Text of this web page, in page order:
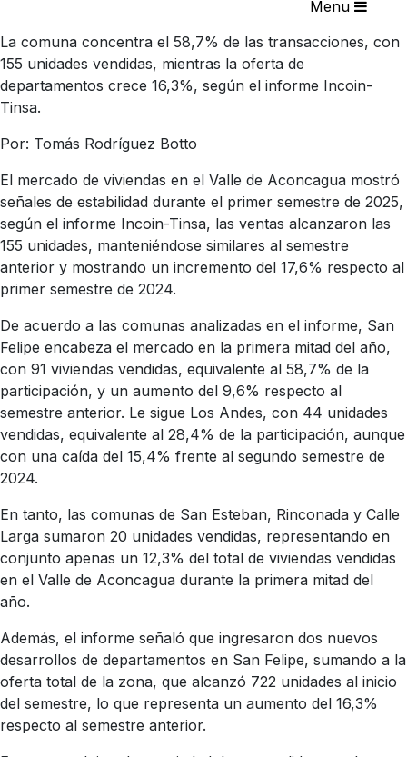
Menu
La comuna concentra el 58,7% de las transacciones, con
155 unidades vendidas, mientras la oferta de
departamentos crece 16,3%, según el informe Incoin-
Tinsa.
Por: Tomás Rodríguez Botto
El mercado de viviendas en el Valle de Aconcagua mostró
señales de estabilidad durante el primer semestre de 2025,
según el informe Incoin-Tinsa, las ventas alcanzaron las
155 unidades, manteniéndose similares al semestre
anterior y mostrando un incremento del 17,6% respecto al
primer semestre de 2024.
De acuerdo a las comunas analizadas en el informe, San
Felipe encabeza el mercado en la primera mitad del año,
con 91 viviendas vendidas, equivalente al 58,7% de la
participación, y un aumento del 9,6% respecto al
semestre anterior. Le sigue Los Andes, con 44 unidades
vendidas, equivalente al 28,4% de la participación, aunque
con una caída del 15,4% frente al segundo semestre de
2024.
En tanto, las comunas de San Esteban, Rinconada y Calle
Larga sumaron 20 unidades vendidas, representando en
conjunto apenas un 12,3% del total de viviendas vendidas
en el Valle de Aconcagua durante la primera mitad del
año.
Además, el informe señaló que ingresaron dos nuevos
desarrollos de departamentos en San Felipe, sumando a la
oferta total de la zona, que alcanzó 722 unidades al inicio
del semestre, lo que representa un aumento del 16,3%
respecto al semestre anterior.